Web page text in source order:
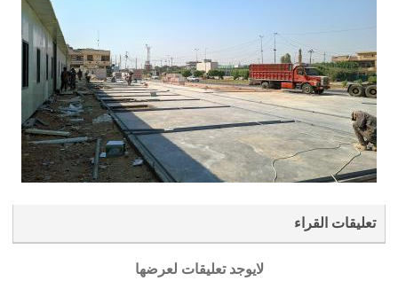
تعليقات القراء
لايوجد تعليقات لعرضها